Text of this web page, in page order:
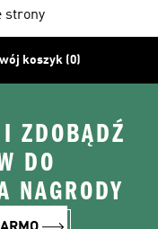
strony
koszyk (0)
ZDOBĄDŹ
DO
NAGRODY